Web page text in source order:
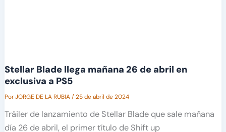
Stellar Blade llega mañana 26 de abril en
exclusiva a PS5
PorJORGE DE LA RUBIA/25 de abril de 2024
Tráiler de lanzamiento de Stellar Blade que sale mañana
día 26 de abril, el primer título de Shift up